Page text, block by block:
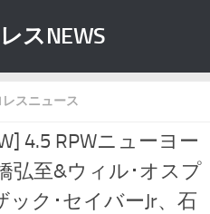
スNEWS
スニュース
4.5 RPWニューヨー
弘至&ウィル･オスプ
ック･セイバーJr、石